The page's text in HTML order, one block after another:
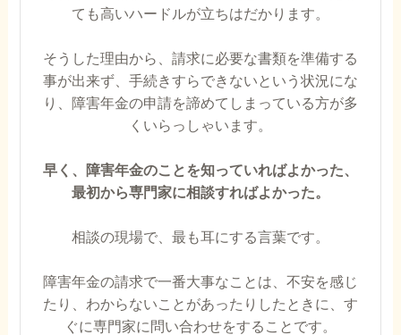
ても高いハードルが立ちはだかります。
そうした理由から、請求に必要な書類を準備する
事が出来ず、手続きすらできないという状況にな
り、障害年金の申請を諦めてしまっている方が多
くいらっしゃいます。
早く、障害年金のことを知っていればよかった、
最初から専門家に相談すればよかった。
相談の現場で、最も耳にする言葉です。
障害年金の請求で一番大事なことは、不安を感じ
たり、わからないことがあったりしたときに、す
ぐに専門家に問い合わせをすることです。